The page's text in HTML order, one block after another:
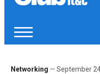
Networking — September